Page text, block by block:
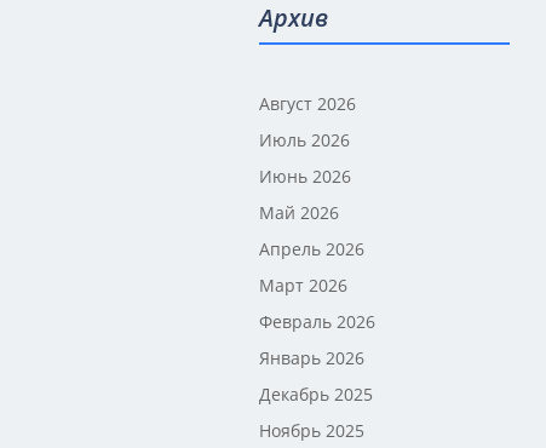
Архив
Август 2026
Июль 2026
Июнь 2026
Май 2026
Апрель 2026
Март 2026
Февраль 2026
Январь 2026
Декабрь 2025
Ноябрь 2025